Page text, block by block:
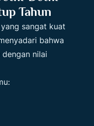
Tahun
sangat kuat
bahwa
nilai